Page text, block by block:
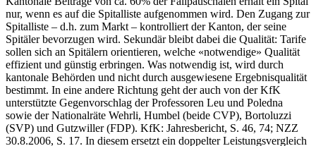
nur, wenn es auf die Spitalliste aufgenommen wird. Den Zugang zur
Spitalliste – d.h. zum Markt – kontrolliert der Kanton, der seine
Spitäler bevorzugen wird. Sekundär bleibt dabei die Qualität: Tarife
sollen sich an Spitälern orientieren, welche «notwendige» Qualität
effizient und günstig erbringen. Was notwendig ist, wird durch
kantonale Behörden und nicht durch ausgewiesene Ergebnisqualität
bestimmt. In eine andere Richtung geht der auch von der KfK
unterstützte Gegenvorschlag der Professoren Leu und Poledna
sowie der Nationalräte Wehrli, Humbel (beide CVP), Bortoluzzi
(SVP) und Gutzwiller (FDP). KfK: Jahresbericht, S. 46, 74; NZZ
30.8.2006, S. 17. In diesem ersetzt ein doppelter Leistungsvergleich